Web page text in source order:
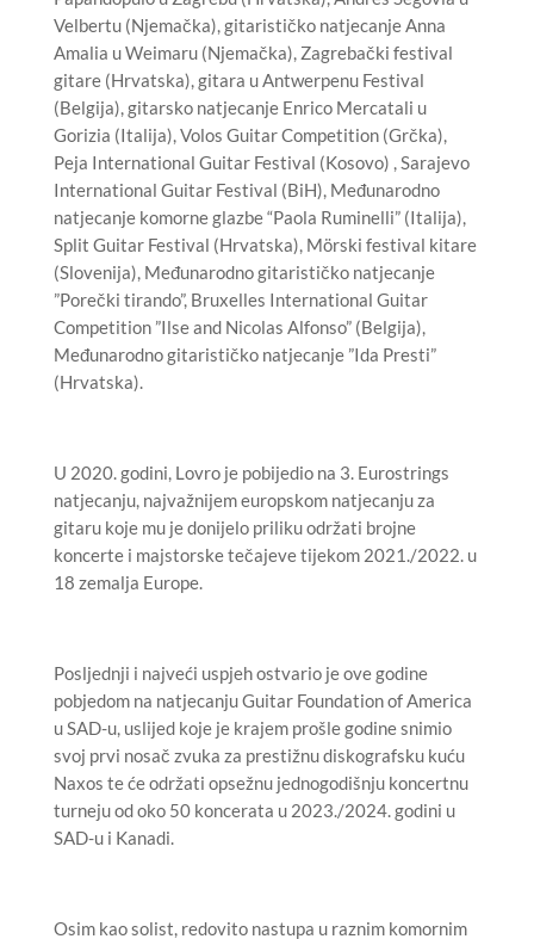
Velbertu (Njemačka), gitarističko natjecanje Anna
Amalia u Weimaru (Njemačka), Zagrebački festival
gitare (Hrvatska), gitara u Antwerpenu Festival
(Belgija), gitarsko natjecanje Enrico Mercatali u
Gorizia (Italija), Volos Guitar Competition (Grčka),
Peja International Guitar Festival (Kosovo) , Sarajevo
International Guitar Festival (BiH), Međunarodno
natjecanje komorne glazbe “Paola Ruminelli” (Italija),
Split Guitar Festival (Hrvatska), Mörski festival kitare
(Slovenija), Međunarodno gitarističko natjecanje
”Porečki tirando”, Bruxelles International Guitar
Competition ”Ilse and Nicolas Alfonso” (Belgija),
Međunarodno gitarističko natjecanje ”Ida Presti”
(Hrvatska).
U 2020. godini, Lovro je pobijedio na 3. Eurostrings
natjecanju, najvažnijem europskom natjecanju za
gitaru koje mu je donijelo priliku održati brojne
koncerte i majstorske tečajeve tijekom 2021./2022. u
18 zemalja Europe.
Posljednji i najveći uspjeh ostvario je ove godine
pobjedom na natjecanju Guitar Foundation of America
u SAD-u, uslijed koje je krajem prošle godine snimio
svoj prvi nosač zvuka za prestižnu diskografsku kuću
Naxos te će održati opsežnu jednogodišnju koncertnu
turneju od oko 50 koncerata u 2023./2024. godini u
SAD-u i Kanadi.
Osim kao solist, redovito nastupa u raznim komornim